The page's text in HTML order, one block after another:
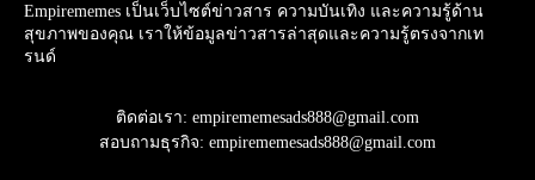
Empirememes เป็นเว็บไซต์ข่าวสาร ความบันเทิง และความรู้ด้าน
สุขภาพของคุณ เราให้ข้อมูลข่าวสารล่าสุดและความรู้ตรงจากเท
รนด์
ติดต่อเรา: empirememesads888@gmail.com
สอบถามธุรกิจ: empirememesads888@gmail.com